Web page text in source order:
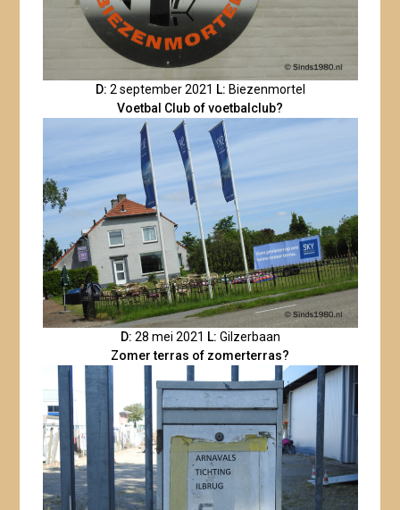
D: 2 september 2021 L: Biezenmortel
Voetbal Club of voetbalclub?
D: 28 mei 2021 L: Gilzerbaan
Zomer terras of zomerterras?